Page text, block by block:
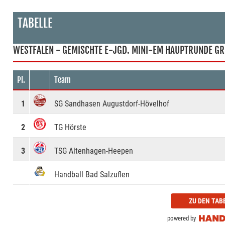
TABELLE
WESTFALEN - GEMISCHTE E-JGD. MINI-EM HAUPTRUNDE
Pl. Team
1 SG Sandhasen Augustdorf-Hövelhof
2 TG Hörste
3 TSG Altenhagen-Heepen
Handball Bad Salzuflen
ZU DEN
powered by